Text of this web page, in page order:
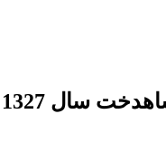
سال 1327